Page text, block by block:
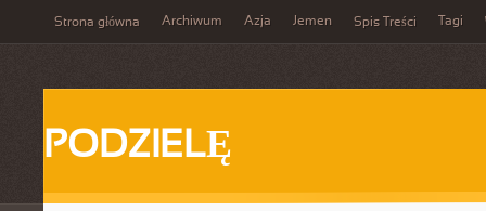
Strona główna Archiwum Azja Jemen Spis Treści Tagi
PODZIELĘ